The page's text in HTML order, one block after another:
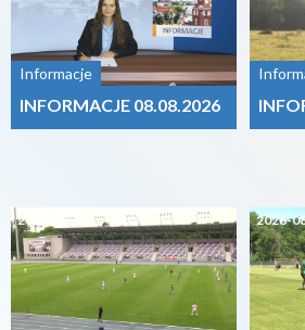
Informacje
INFORMACJE 08.08.2026
2026-08-07 2026-